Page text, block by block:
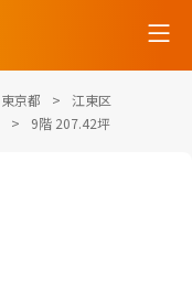
東京都
江東区
9階 207.42坪